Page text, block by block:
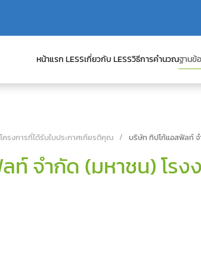
หน้าแรก LESSเกี่ยวกับ LESSวิธีการคำนวณฐานข้
โครงการที่ได้รับใบประกาศเกียรติคุณ บริษัท ทิปโก้แอสฟัลท์
ท์ จำกัด (มหาชน) โร